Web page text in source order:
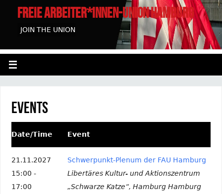
FREIE ARBEITER*INNEN-UNION HAMBURG
JOIN THE UNION
Events
Date/Time Event
21.11.2027
15:00 -
17:00
Schwerpunkt-Plenum der FAU Hamburg
Libertäres Kultur- und Aktionszentrum
„Schwarze Katze“, Hamburg Hamburg